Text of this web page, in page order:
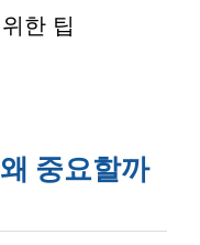
한 팁
중요할까